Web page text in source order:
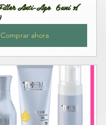
Anti-Age  6uni x(
Comprar ahora